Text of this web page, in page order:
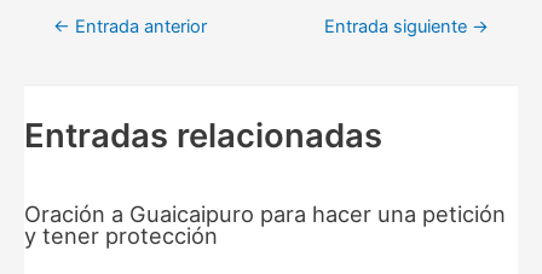
Navegación
← Entrada anterior Entrada siguiente →
Entradas relacionadas
Oración a Guaicaipuro para hacer una petición
y tener protección